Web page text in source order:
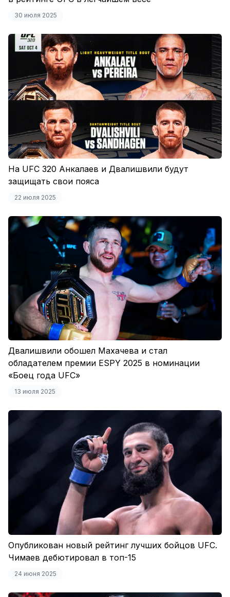
30 июля 2025
На UFC 320 Анкалаев и Двалишвили будут
защищать свои пояса
22 июля 2025
Двалишвили обошел Махачева и стал
обладателем премии ESPY 2025 в номинации
«Боец года UFC»
13 июля 2025
Опубликован новый рейтинг лучших бойцов UFC.
Чимаев дебютировал в топ-15
24 июня 2025